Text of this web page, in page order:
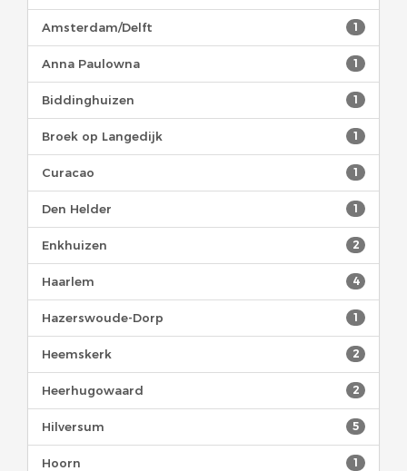
1
Amsterdam/Delft
1
Anna Paulowna
1
Biddinghuizen
1
Broek op Langedijk
1
Curacao
1
Den Helder
2
Enkhuizen
4
Haarlem
1
Hazerswoude-Dorp
2
Heemskerk
2
Heerhugowaard
5
Hilversum
1
Hoorn